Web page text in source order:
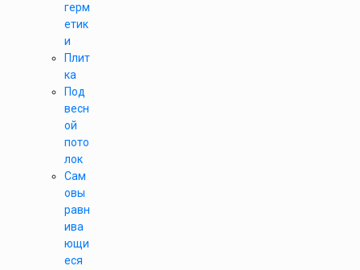
герм
етик
и
Плит
ка
Под
весн
ой
пото
лок
Сам
овы
равн
ива
ющи
еся